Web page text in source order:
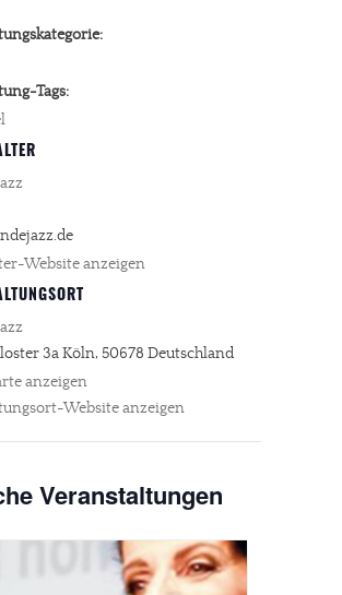
Tags:
3aKöln, 50678 Deutschland
anzeigen
Website anzeigen
Website anzeigen
Veranstaltungen